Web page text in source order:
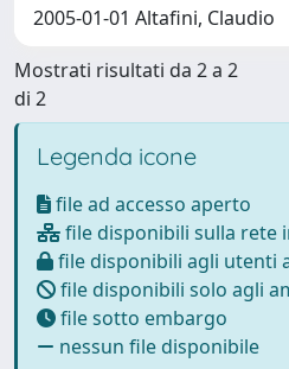
2005-01-01 Altafini, Claudio
Mostrati risultati da 2 a 2
di 2
Legenda icone
file ad accesso aperto
file disponibili sulla rete
file disponibili agli utenti
file disponibili solo agli
file sotto embargo
nessun file disponibile